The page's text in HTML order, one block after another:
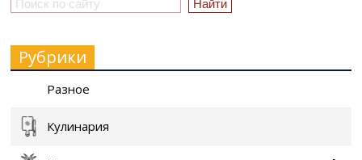
Рубрики
Разное
Кулинария